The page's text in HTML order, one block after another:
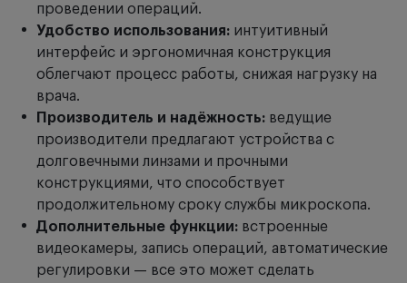
проведении операций.
Удобство использования: интуитивный
интерфейс и эргономичная конструкция
облегчают процесс работы, снижая нагрузку на
врача.
Производитель и надёжность: ведущие
производители предлагают устройства с
долговечными линзами и прочными
конструкциями, что способствует
продолжительному сроку службы микроскопа.
Дополнительные функции: встроенные
видеокамеры, запись операций, автоматические
регулировки — все это может сделать